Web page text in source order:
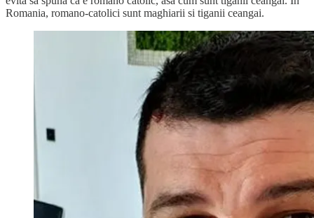
Romania, romano-catolici sunt maghiarii si tiganii ceangai.